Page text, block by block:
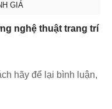
GIÁ
nghệ thuật trang trí
hãy để lại bình luận,